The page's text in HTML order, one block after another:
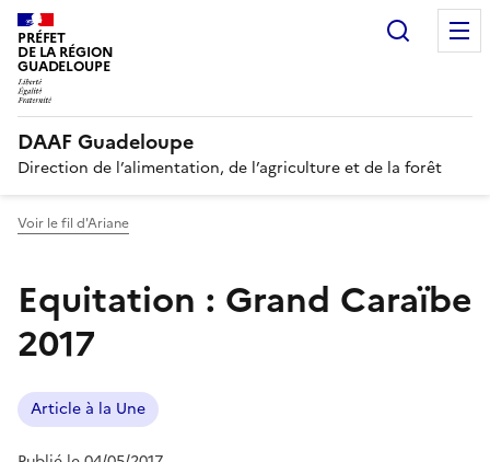
PRÉFET
DE LA RÉGION
GUADELOUPE
DAAF Guadeloupe
Direction de l’alimentation, de l’agriculture et de la forêt
Voir le fil d'Ariane
Equitation : Grand Caraïbe
2017
Article à la Une